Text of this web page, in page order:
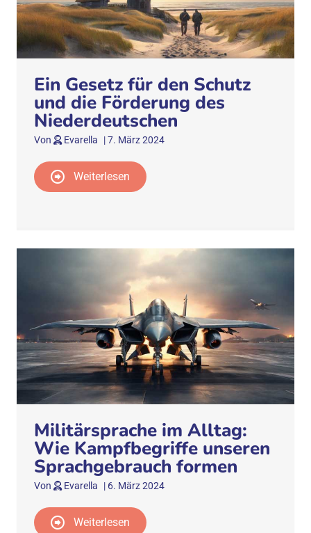
Ein Gesetz für den Schutz
und die Förderung des
Niederdeutschen
Von Evarella |7. März 2024
Weiterlesen
Militärsprache im Alltag:
Wie Kampfbegriffe unseren
Sprachgebrauch formen
Von Evarella | 6. März 2024
Weiterlesen